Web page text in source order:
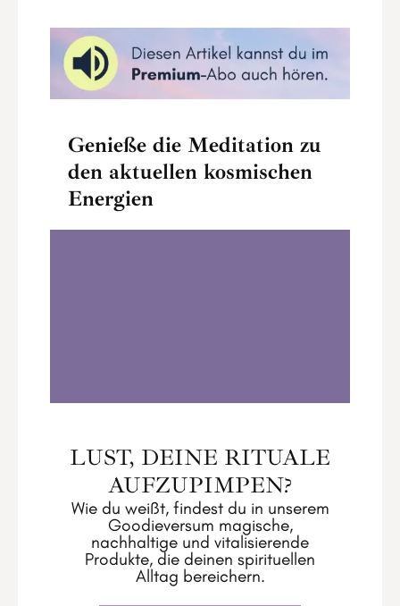
Genieße die Meditation zu
den aktuellen kosmischen
Energien
LUST, DEINE RITUALE
AUFZUPIMPEN?
Wie du weißt, findest du in unserem
Goodieversum magische,
nachhaltige und vitalisierende
Produkte, die deinen spirituellen
Alltag bereichern.